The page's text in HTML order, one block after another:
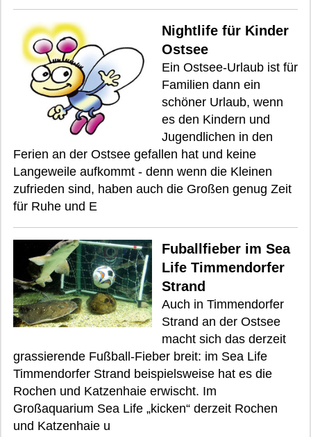
Nightlife für Kinder
Ostsee
Ein Ostsee-Urlaub ist für
Familien dann ein
schöner Urlaub, wenn
es den Kindern und
Jugendlichen in den
Ferien an der Ostsee gefallen hat und keine
Langeweile aufkommt - denn wenn die Kleinen
zufrieden sind, haben auch die Großen genug Zeit
für Ruhe und E
Fuballfieber im Sea
Life Timmendorfer
Strand
Auch in Timmendorfer
Strand an der Ostsee
macht sich das derzeit
grassierende Fußball-Fieber breit: im Sea Life
Timmendorfer Strand beispielsweise hat es die
Rochen und Katzenhaie erwischt. Im
Großaquarium Sea Life „kicken“ derzeit Rochen
und Katzenhaie u